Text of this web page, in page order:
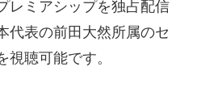
レミアシップを独占配信
代表の前田大然所属のセ
視聴可能です。